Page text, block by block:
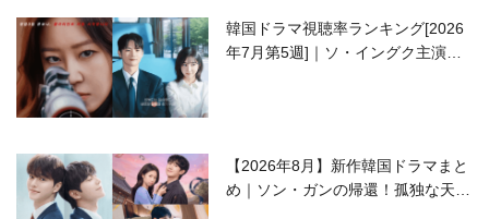
韓国ドラマ視聴率ランキング[2026
年7月第5週]｜ソ・イングク主演の
【2026年8月】新作韓国ドラマまと
め｜ソン・ガンの帰還！孤独な天才